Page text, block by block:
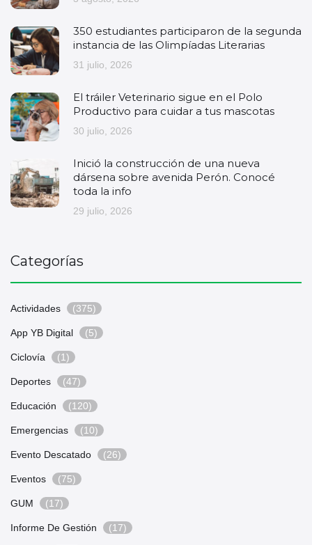
350 estudiantes participaron de la segunda
instancia de las Olimpíadas Literarias
31 julio, 2026
El tráiler Veterinario sigue en el Polo
Productivo para cuidar a tus mascotas
30 julio, 2026
Inició la construcción de una nueva
dársena sobre avenida Perón. Conocé
toda la info
29 julio, 2026
Categorías
Actividades (375)
App YB Digital (5)
Ciclovía (1)
Deportes (47)
Educación (120)
Emergencias (10)
Evento Descatado (26)
Eventos (75)
GUM (17)
Informe De Gestión (17)